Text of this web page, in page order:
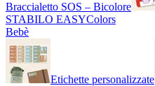
Braccialetto SOS – Bicolore
STABILO EASYColors
Bebè
Etichette personalizzate